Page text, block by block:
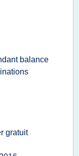
balance
gratuit